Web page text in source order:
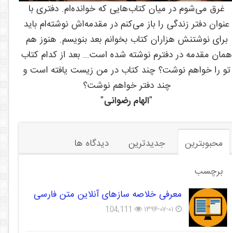
غرق می‌شوم در میان کتاب‌هایی که خوانده‌ام. دفتری با
عنوان دفتر زندگی را باز می‌کنم در مقدمه‌اش نوشته‌ام باید
برای نوشتنش هزاران کتاب بخوانم بعد بنویسم. هنوز هم
همان مقدمه در دفترم نوشته شده است… بعد از کدام کتاب
تو را خواهم نوشت؟ چند کتاب در من زیست یافته است و
چند دفتر خواهم نوشت؟
"الهام رضوانی"
محبوبترین جدیدترین
دیدگاه ها
برچسب
معرفی خلاصه سازهای آنلاین متن فارسی
۱۳۹۴-۰۷-۰۱ 104,111